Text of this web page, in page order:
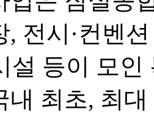
, 전시·컨벤
설 등이 모
내 최초, 최